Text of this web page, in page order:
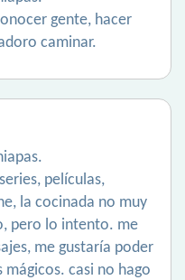
gente, hacer
caminar.
películas,
la cocinada no muy
pero lo intento. me
me gustaría poder
casi no hago